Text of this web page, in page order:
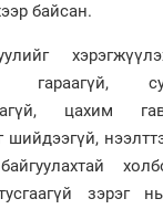
байсан.
гараагүй,
цахим
шийдээгүй,
зэрэг